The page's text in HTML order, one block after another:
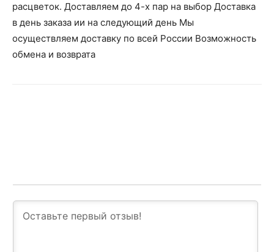
расцветок. Доставляем до 4-х пар на выбор Доставка
в день заказа ии на следующий день Мы
осуществляем доставку по всей России Возможность
обмена и возврата